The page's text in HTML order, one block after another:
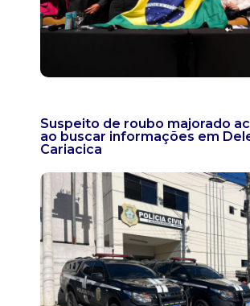
Suspeito de roubo majorado
ao buscar informações em
Cariacica